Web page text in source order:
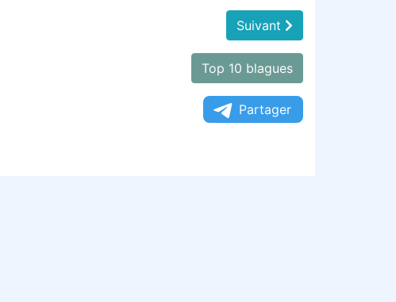
Suivant
Top 10 blagues
Partager